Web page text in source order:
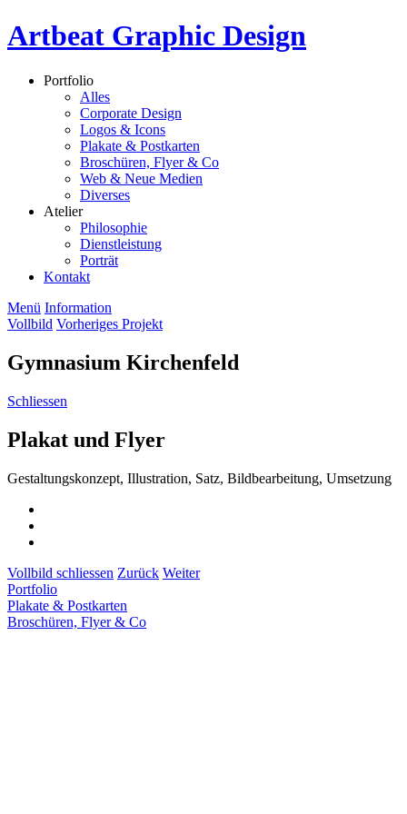
Artbeat Graphic Design
Portfolio
Alles
Corporate Design
Logos & Icons
Plakate & Postkarten
Broschüren, Flyer & Co
Web & Neue Medien
Diverses
Atelier
Philosophie
Dienstleistung
Porträt
Kontakt
Menü Information
Vollbild Vorheriges Projekt
Gymnasium Kirchenfeld
Schliessen
Plakat und Flyer
Gestaltungskonzept, Illustration, Satz, Bildbearbeitung, Umsetzung
Vollbild schliessen Zurück Weiter
Portfolio
Plakate & Postkarten
Broschüren, Flyer & Co